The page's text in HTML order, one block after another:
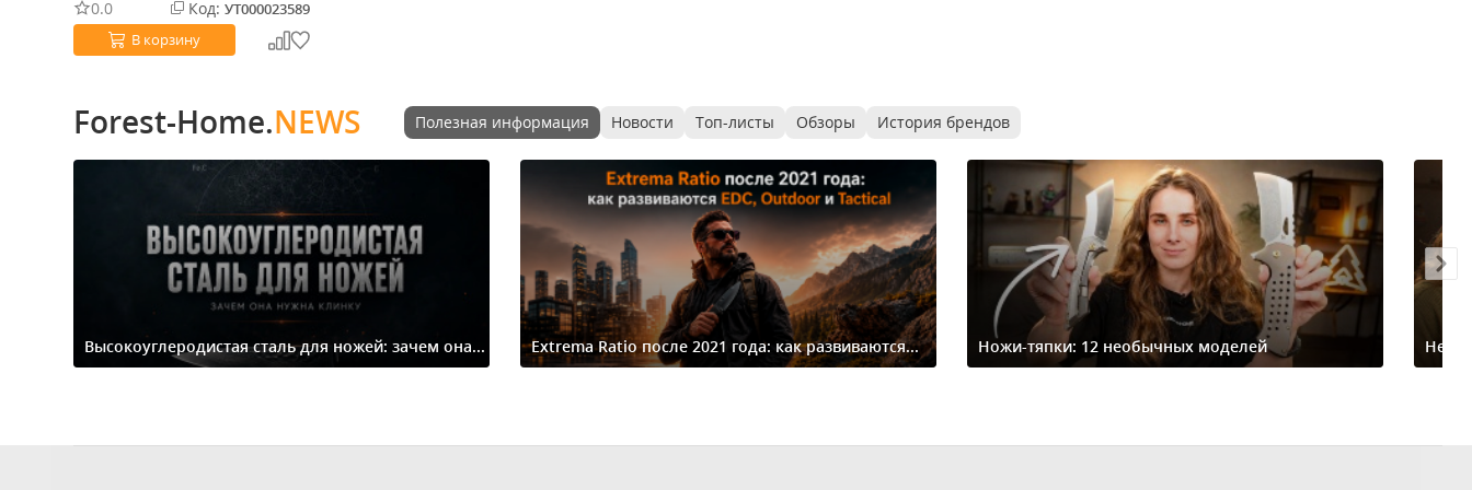
0.0 Код: УТ000023589
В корзину
Forest-Home.NEWS Полезная информация Новости Топ-листы Обзоры История брендов
Высокоуглеродистая сталь для ножей: зачем она... Extrema Ratio после 2021 года: как развиваются... Ножи-тяпки: 12 необычных моделей